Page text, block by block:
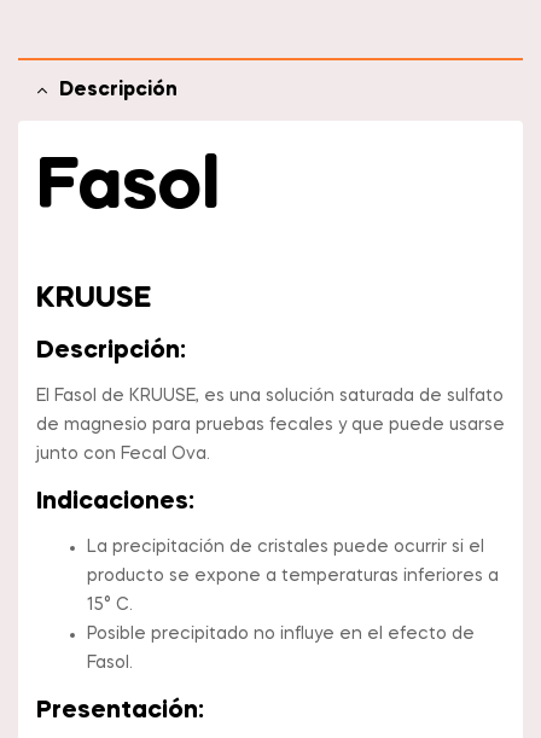
Descripción
Fasol
KRUUSE
Descripción:
El Fasol de KRUUSE, es una solución saturada de sulfato
de magnesio para pruebas fecales y que puede usarse
junto con Fecal Ova.
Indicaciones:
La precipitación de cristales puede ocurrir si el
producto se expone a temperaturas inferiores a
15° C.
Posible precipitado no influye en el efecto de
Fasol.
Presentación: